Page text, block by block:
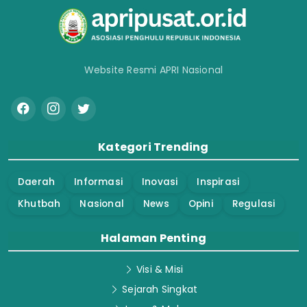
Website Resmi APRI Nasional
Kategori Trending
Daerah Informasi Inovasi
Inspirasi
Khutbah
Nasional News Opini Regulasi
Halaman Penting
Visi & Misi
Sejarah Singkat